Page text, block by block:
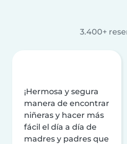
3.400+
¡Hermosa y segura
manera de encontrar
niñeras y hacer más
fácil el día a día de
madres y padres que